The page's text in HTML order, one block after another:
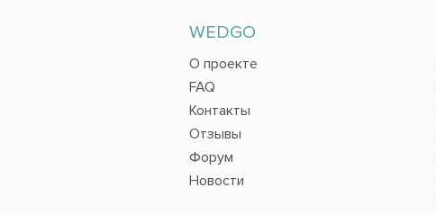
WEDGO
О проекте
FAQ
Контакты
Отзывы
Форум
Новости